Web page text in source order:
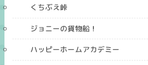
くちぶえ峠
ジョニーの貨物船！
ハッピーホームアカデミー